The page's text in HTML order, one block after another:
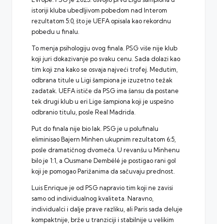
istoriji kluba ubedljivom pobedom nad Interom
rezultatom 5:0, što je UEFA opisala kao rekordnu
pobedu u finalu.
To menja psihologiju ovog finala. PSG više nije klub
koji juri dokazivanje po svaku cenu. Sada dolazi kao
tim koji zna kako se osvaja najveći trofej. Međutim,
odbrana titule u Ligi šampiona je izuzetno težak
zadatak. UEFA ističe da PSG ima šansu da postane
tek drugi klub u eri Lige šampiona koji je uspešno
odbranio titulu, posle Real Madrida.
Put do finala nije bio lak. PSG je u polufinalu
eliminisao Bajern Minhen ukupnim rezultatom 6:5,
posle dramatičnog dvomeča. U revanšu u Minhenu
bilo je 1:1, a Ousmane Dembélé je postigao rani gol
koji je pomogao Parižanima da sačuvaju prednost.
Luis Enrique je od PSG napravio tim koji ne zavisi
samo od individualnog kvaliteta. Naravno,
individualci i dalje prave razliku, ali Paris sada deluje
kompaktnije, brže u tranziciji i stabilnije u velikim